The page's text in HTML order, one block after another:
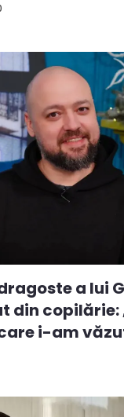
a lui
din copilărie:
i-am